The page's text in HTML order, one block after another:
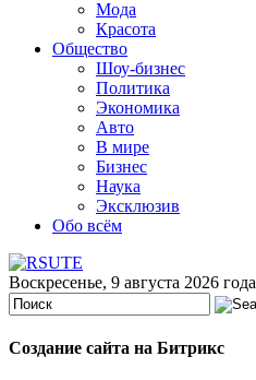
Мода
Красота
Общество
Шоу-бизнес
Политика
Экономика
Авто
В мире
Бизнес
Наука
Эксклюзив
Обо всём
Воскресенье, 9 августа 2026 года
Создание сайта на Битрикс